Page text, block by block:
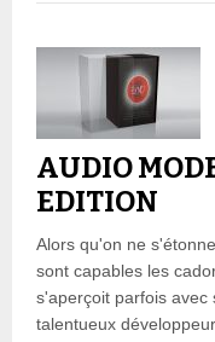
AUDIO
EDITION
Alors qu'on ne
sont capables les
s'aperçoit parfois avec
talentueux